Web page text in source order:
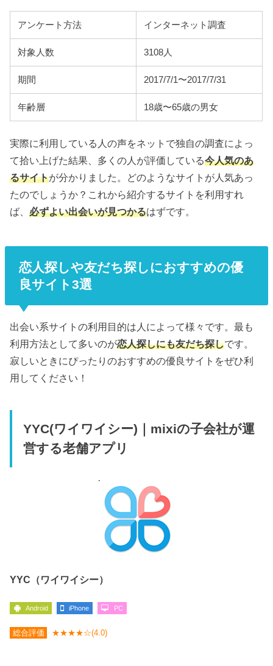
アンケート方法 インターネット調査
対象人数 3108人
期間 2017/7/1〜2017/7/31
年齢層 18歳〜65歳の男女
実際に利用している人の声をネットで独自の調査によっ
て拾い上げた結果、多くの人が評価している今人気のあ
るサイトが分かりました。どのようなサイトが人気あっ
たのでしょうか？これから紹介するサイトを利用すれ
ば、必ずよい出会いが見つかるはずです。
恋人探しや友だち探しにおすすめの優
良サイト3選
出会い系サイトの利用目的は人によって様々です。最も
利用方法として多いのが恋人探しにも友だち探しです。
寂しいときにぴったりのおすすめの優良サイトをぜひ利
用してください！
YYC(ワイワイシー)｜mixiの子会社が運
営する老舗アプリ
YYC（ワイワイシー）
Android iPhone PC
総合評価 ★★★★☆(4.0)